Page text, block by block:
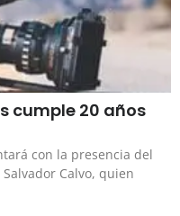
cumple 20 años
con la presencia del
Calvo, quien